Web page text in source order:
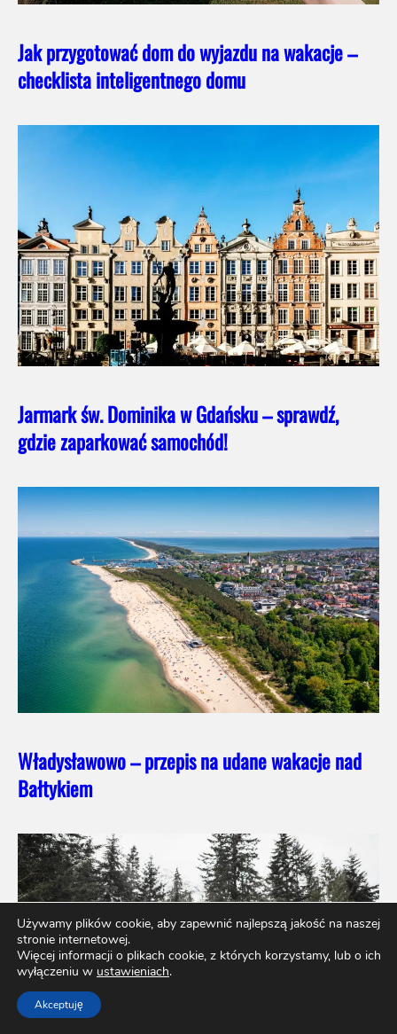
Jak przygotować dom do wyjazdu na wakacje –
checklista inteligentnego domu
Jarmark św. Dominika w Gdańsku – sprawdź,
gdzie zaparkować samochód!
Władysławowo – przepis na udane wakacje nad
Bałtykiem
Używamy plików cookie, aby zapewnić najlepszą jakość na naszej
stronie internetowej.
Więcej informacji o plikach cookie, z których korzystamy, lub o ich
wyłączeniu w ustawieniach.
Akceptuję